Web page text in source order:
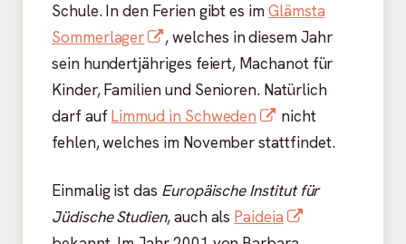
Schule. In den Ferien gibt es imGlämsta
Sommerlager
In
neuem
Fenster
öffnen
, welches in diesem Jahr
sein hundertjähriges feiert, Machanot für
Kinder, Familien und Senioren. Natürlich
darf aufLimmud in Schweden
In
neuem
öffnen
nicht
fehlen, welches im November stattfindet.
Einmalig ist das Europäische Institut für
Jüdische Studien, auch als Paideia
In